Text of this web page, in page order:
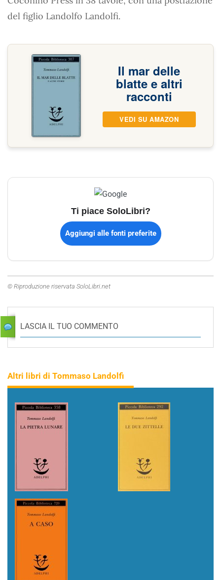
del figlio Landolfo Landolfi.
Il mar delle
blatte e altri
racconti
VEDI SU AMAZON
Ti piace SoloLibri?
Aggiungi alle fonti preferite
© Riproduzione riservata SoloLibri.net
LASCIA IL TUO COMMENTO
Altri libri di Tommaso Landolfi